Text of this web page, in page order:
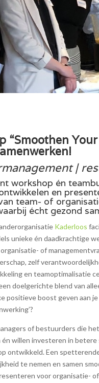
“Smoothen
|
workshop én
en
team- of
écht gezond
Kaderloos
unieke én daadkrachtige
of
zelf
en teamoptimalisatie
doelgerichte blend van
positieve boost geven aan
of bestuurders die
willen investeren in
ontwikkeld. Een
te nemen en samen
voor organisatie-